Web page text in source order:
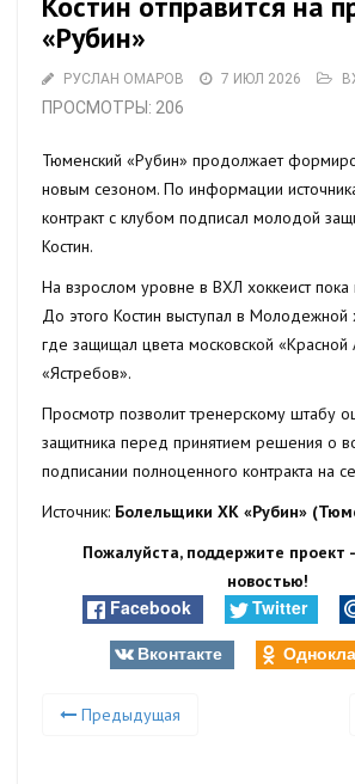
«Рубин»
РУСЛАН ОМАРОВ 7 ИЮЛ 2026
ПРОСМОТРЫ: 206
Тюменский «Рубин» продолжает
новым сезоном. По информации
контракт с клубом подписал молодой
Костин.
На взрослом уровне в ВХЛ хоккеист
До этого Костин выступал в Молодежной
где защищал цвета московской
«Ястребов».
Просмотр позволит тренерскому штабу
защитника перед принятием решения о
подписании полноценного контракта на
Источник: Болельщики ХК «Рубин»
Пожалуйста, поддержите проект
новостью!
Facebook Twitter
Вконтакте
Предыдущая